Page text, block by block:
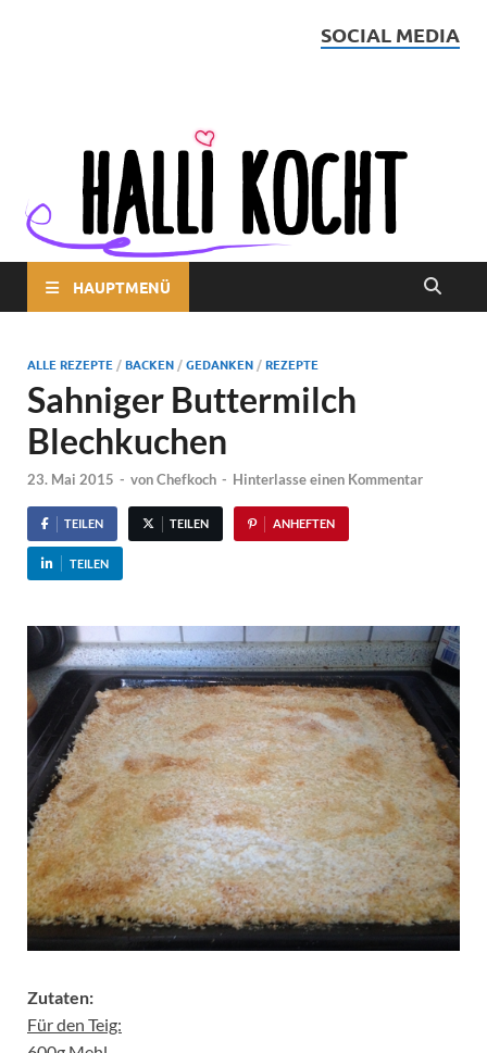
SOCIAL MEDIA
HAUPTMENÜ
ALLE REZEPTE /BACKEN /GEDANKEN /REZEPTE
Sahniger Buttermilch
Blechkuchen
23. Mai 2015 - vonChefkoch - Hinterlasse einen Kommentar
TEILEN TEILEN ANHEFTEN
TEILEN
Zutaten:
Für den Teig: